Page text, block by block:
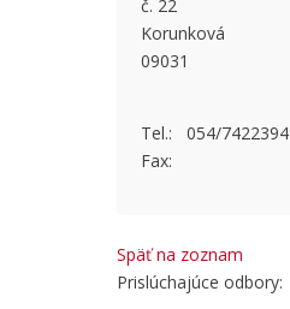
č. 22
Korunková
09031
Tel.: 054/7422394
Fax:
Späť na zoznam
Prislúchajúce odbory: